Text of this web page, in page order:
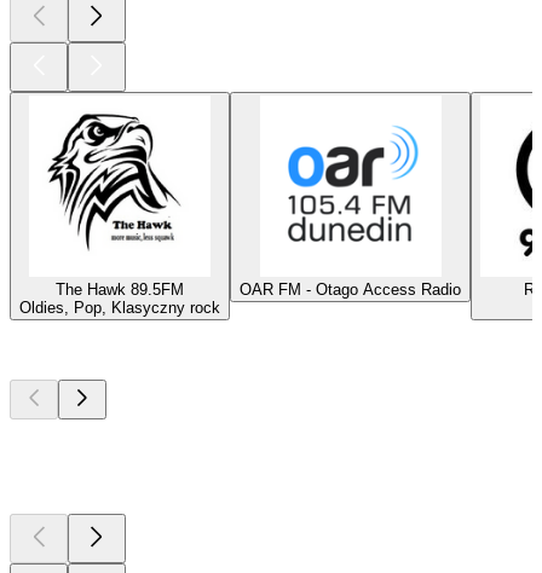
The Hawk 89.5FM
Oldies, Pop, Klasyczny rock
OAR FM - Otago Access Radio